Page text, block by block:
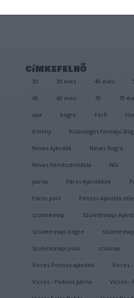
/
címkefelhő
30 30 éves 40 éves
60 60 éves 70 70
apa bögre Férfi
Kötény Különleges formájú
Neves Ajándék Neves Bögre
Neves Rendszámtábla Női
párna Páros Ajándékok
Páros póló Pénzes Ajándék
születésnap Születésnapi
Születésnapi bögre
Születésnapi póló szülinap
Vicces-Poénos ajándék Vicces
Vicces - Poénos párna Vicces -